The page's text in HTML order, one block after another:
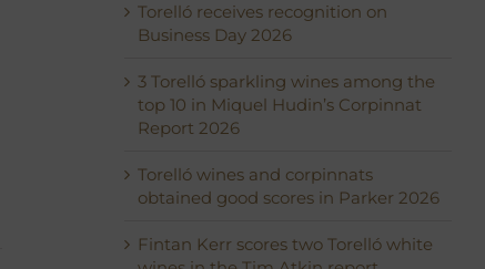
Torelló receives recognition on
Business Day 2026
3 Torelló sparkling wines among the
top 10 in Miquel Hudin’s Corpinnat
Report 2026
Torelló wines and corpinnats
obtained good scores in Parker 2026
Fintan Kerr scores two Torelló white